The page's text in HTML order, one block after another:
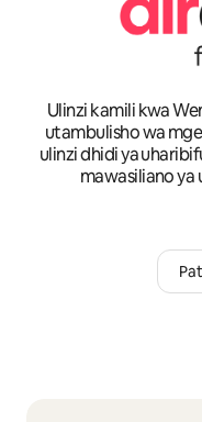
Ulinzi kamili kwa
utambulisho wa
ulinzi dhidi ya
mawasiliano ya